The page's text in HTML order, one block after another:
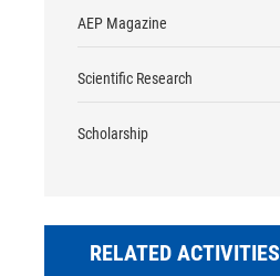
AEP Magazine
Scientific Research
Scholarship
RELATED ACTIVITIES